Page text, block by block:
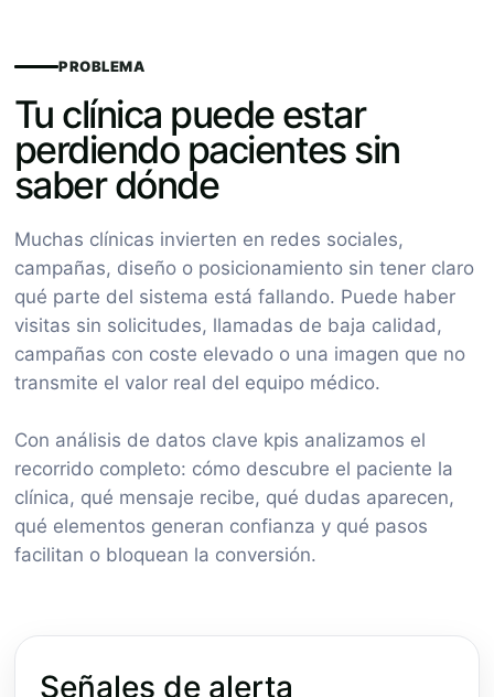
PROBLEMA
Tu clínica puede estar
perdiendo pacientes sin
saber dónde
Muchas clínicas invierten en redes sociales,
campañas, diseño o posicionamiento sin tener claro
qué parte del sistema está fallando. Puede haber
visitas sin solicitudes, llamadas de baja calidad,
campañas con coste elevado o una imagen que no
transmite el valor real del equipo médico.
Con análisis de datos clave kpis analizamos el
recorrido completo: cómo descubre el paciente la
clínica, qué mensaje recibe, qué dudas aparecen,
qué elementos generan confianza y qué pasos
facilitan o bloquean la conversión.
Señales de alerta